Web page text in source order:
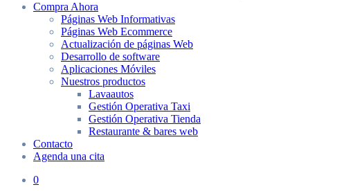
Compra Ahora
Páginas Web Informativas
Páginas Web Ecommerce
Actualización de páginas Web
Desarrollo de software
Aplicaciones Móviles
Nuestros productos
Lavaautos
Gestión Operativa Taxi
Gestión Operativa Tienda
Restaurante & bares web
Contacto
Agenda una cita
0